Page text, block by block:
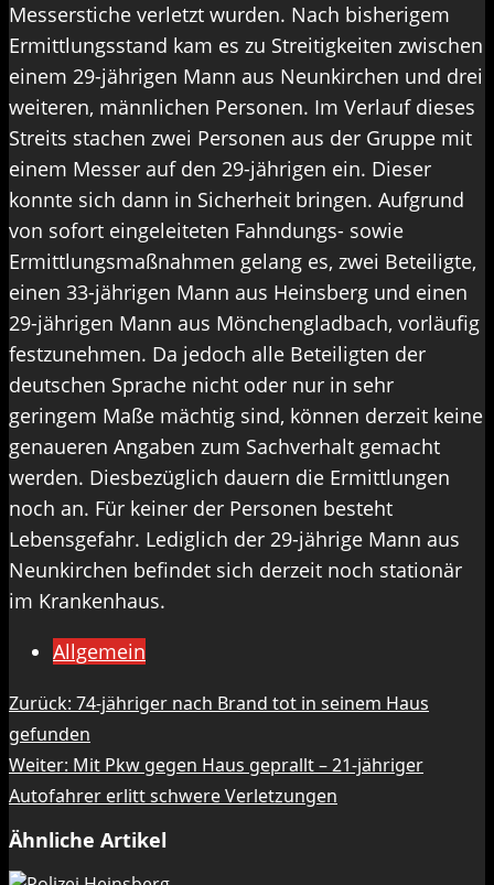
Messerstiche verletzt wurden. Nach bisherigem
Ermittlungsstand kam es zu Streitigkeiten zwischen
einem 29-jährigen Mann aus Neunkirchen und drei
weiteren, männlichen Personen. Im Verlauf dieses
Streits stachen zwei Personen aus der Gruppe mit
einem Messer auf den 29-jährigen ein. Dieser
konnte sich dann in Sicherheit bringen. Aufgrund
von sofort eingeleiteten Fahndungs- sowie
Ermittlungsmaßnahmen gelang es, zwei Beteiligte,
einen 33-jährigen Mann aus Heinsberg und einen
29-jährigen Mann aus Mönchengladbach, vorläufig
festzunehmen. Da jedoch alle Beteiligten der
deutschen Sprache nicht oder nur in sehr
geringem Maße mächtig sind, können derzeit keine
genaueren Angaben zum Sachverhalt gemacht
werden. Diesbezüglich dauern die Ermittlungen
noch an. Für keiner der Personen besteht
Lebensgefahr. Lediglich der 29-jährige Mann aus
Neunkirchen befindet sich derzeit noch stationär
im Krankenhaus.
Allgemein
Beitragsnavigation
Zurück: 74-jähriger nach Brand tot in seinem Haus
gefunden
Weiter: Mit Pkw gegen Haus geprallt – 21-jähriger
Autofahrer erlitt schwere Verletzungen
Ähnliche Artikel